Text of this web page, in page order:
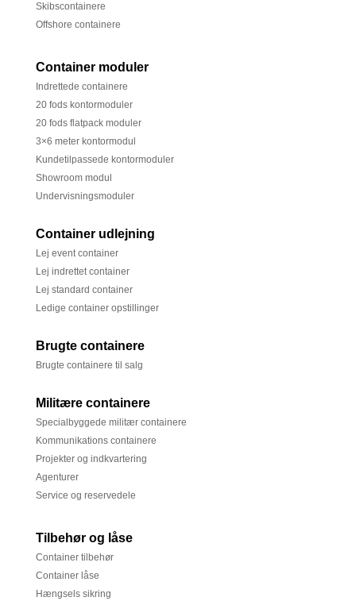
Skibscontainere
Offshore containere
Container moduler
Indrettede containere
20 fods kontormoduler
20 fods flatpack moduler
3×6 meter kontormodul
Kundetilpassede kontormoduler
Showroom modul
Undervisningsmoduler
Container udlejning
Lej event container
Lej indrettet container
Lej standard container
Ledige container opstillinger
Brugte containere
Brugte containere til salg
Militære containere
Specialbyggede militær containere
Kommunikations containere
Projekter og indkvartering
Agenturer
Service og reservedele
Tilbehør og låse
Container tilbehør
Container låse
Hængsels sikring